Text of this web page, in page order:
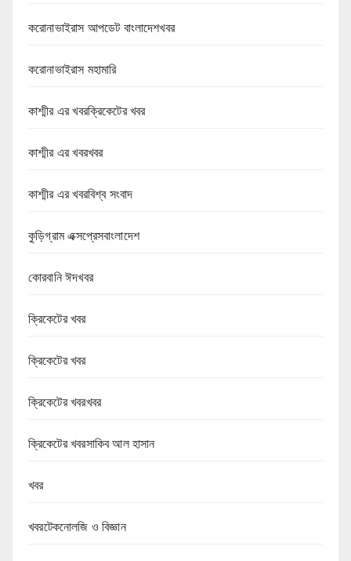
করোনাভাইরাস আপডেট বাংলাদেশখবর
করোনাভাইরাস মহামারি
কাশ্মীর এর খবরক্রিকেটের খবর
কাশ্মীর এর খবরখবর
কাশ্মীর এর খবরবিশ্ব সংবাদ
কুড়িগ্রাম এক্সপ্রেসবাংলাদেশ
কোরবানি ঈদখবর
ক্রিকেটের খবর
ক্রিকেটের খবর
ক্রিকেটের খবরখবর
ক্রিকেটের খবরসাকিব আল হাসান
খবর
খবরটেকনোলজি ও বিজ্ঞান